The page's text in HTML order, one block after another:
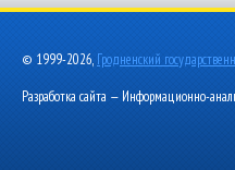
© 1999-2026, Гродненский
Разработка сайта — Информационно-